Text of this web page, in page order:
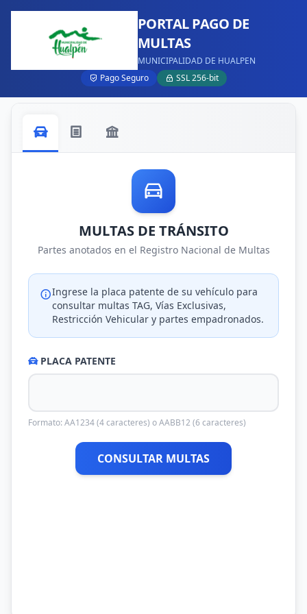
PORTAL PAGO DE
MULTAS
MUNICIPALIDAD DE HUALPEN
Pago Seguro
SSL 256-bit
MULTAS DE TRÁNSITO
Partes anotados en el Registro Nacional de Multas
Ingrese la placa patente de su vehículo para
consultar multas TAG, Vías Exclusivas,
Restricción Vehicular y partes empadronados.
PLACA PATENTE
Formato: AA1234 (4 caracteres) o AABB12 (6 caracteres)